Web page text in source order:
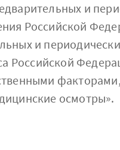
и
Российской
и
Российской
осмотры».